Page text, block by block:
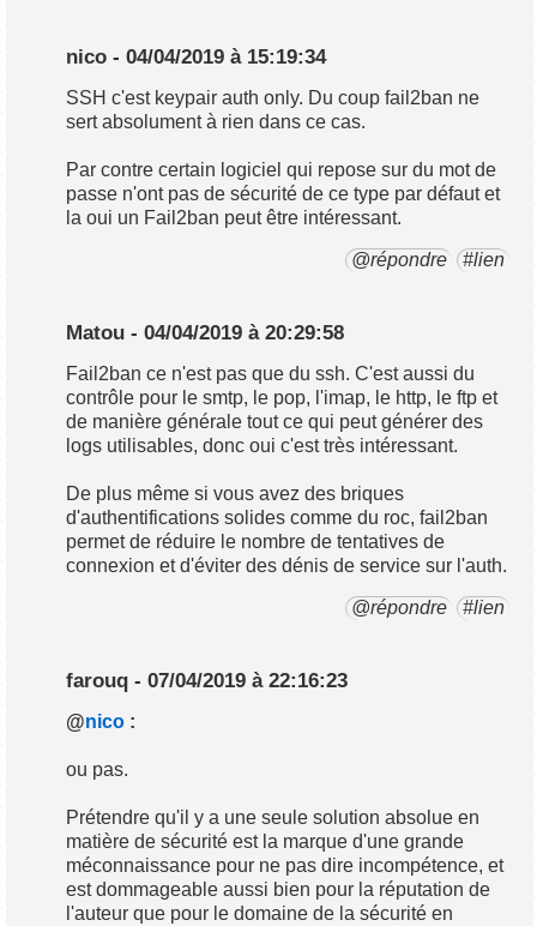
nico - 04/04/2019 à 15:19:34
SSH c'est keypair auth only. Du coup fail2ban ne
sert absolument à rien dans ce cas.
Par contre certain logiciel qui repose sur du mot de
passe n'ont pas de sécurité de ce type par défaut et
la oui un Fail2ban peut être intéressant.
@répondre #lien
Matou - 04/04/2019 à 20:29:58
Fail2ban ce n'est pas que du ssh. C'est aussi du
contrôle pour le smtp, le pop, l'imap, le http, le ftp et
de manière générale tout ce qui peut générer des
logs utilisables, donc oui c'est très intéressant.
De plus même si vous avez des briques
d'authentifications solides comme du roc, fail2ban
permet de réduire le nombre de tentatives de
connexion et d'éviter des dénis de service sur l'auth.
@répondre #lien
farouq - 07/04/2019 à 22:16:23
@nico :
ou pas.
Prétendre qu'il y a une seule solution absolue en
matière de sécurité est la marque d'une grande
méconnaissance pour ne pas dire incompétence, et
est dommageable aussi bien pour la réputation de
l'auteur que pour le domaine de la sécurité en